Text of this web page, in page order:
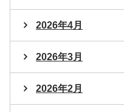
2026年4月
2026年3月
2026年2月